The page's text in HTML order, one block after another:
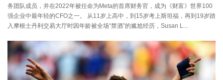
务团队成员，并在2022年被任命为Meta的首席财务官，成为《财富》世界100
强企业中最年轻的CFO之一。 从11岁上高中，到15岁考上斯坦福，再到19岁踏
入摩根士丹利交易大厅时因年龄被全场“禁酒”的尴尬经历，Susan L...